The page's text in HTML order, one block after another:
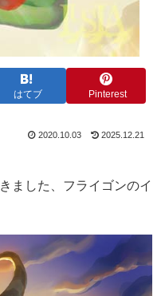
はてブ Pinterest
2020.10.03 2025.12.21
ました、フライゴンのイ